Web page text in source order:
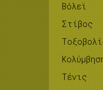
Βόλεϊ
Στίβος
Τένις